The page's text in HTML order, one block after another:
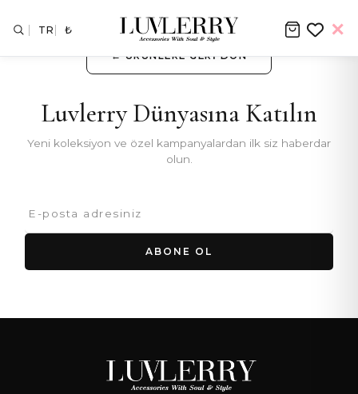
← ÜRÜNLERE GERI DÖN
Luvlerry Dünyasına Katılın
Yeni koleksiyon ve özel kampanyalardan ilk siz haberdar
olun.
ABONE OL
TR ₺